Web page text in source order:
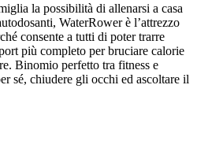
la possibilità di allenarsi a casa
WaterRower è l’attrezzo
consente a tutti di poter trarre
più completo per bruciare calorie
Binomio perfetto tra fitness e
sé, chiudere gli occhi ed ascoltare il